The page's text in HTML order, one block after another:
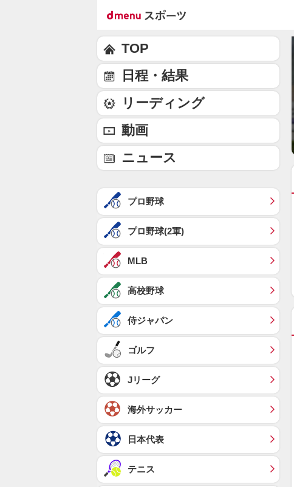
TOP
日程・結果
リーディング
動画
ニュース
プロ野球
プロ野球(2軍)
MLB
高校野球
侍ジャパン
ゴルフ
Jリーグ
海外サッカー
日本代表
テニス